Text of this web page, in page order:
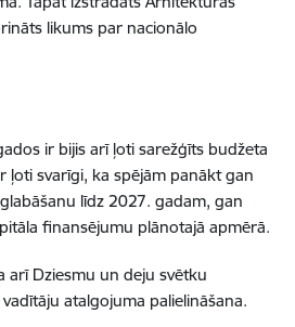
likums par nacionālo
ir bijis arī ļoti sarežģīts budžeta
ļoti svarīgi, ka spējām panākt gan
līdz 2027. gadam, gan
finansējumu plānotajā apmērā.
arī Dziesmu un deju svētku
atalgojuma palielināšana.